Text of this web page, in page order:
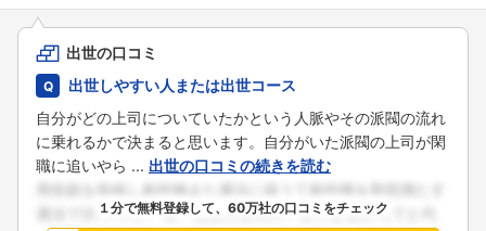
フォローしました
こちらの企業もフォローしませんか？
出世の口コミ
出世しやすい人または出世コース
自分がどの上司についていたかという人脈やその派閥の流れ
に乗れるかで決まると思います。自分がいた派閥の上司が閑
職に追いやら ... 出世の口コミの続きを読む
１分で無料登録して、60万社の口コミをチェック